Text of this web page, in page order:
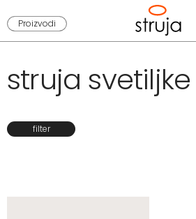
Proizvodi
struja svetiljke
filter